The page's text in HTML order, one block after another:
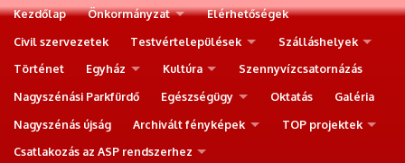
Kezdőlap Önkormányzat
Elérhetőségek
Civil szervezetek
Testvértelepülések
Szálláshelyek
Történet
Egyház Kultúra
Szennyvízcsatornázás
Nagyszénási Parkfürdő
Egészségügy Oktatás
Galéria
Nagyszénás újság
Archivált fényképek
TOP projektek
Csatlakozás az ASP rendszerhez